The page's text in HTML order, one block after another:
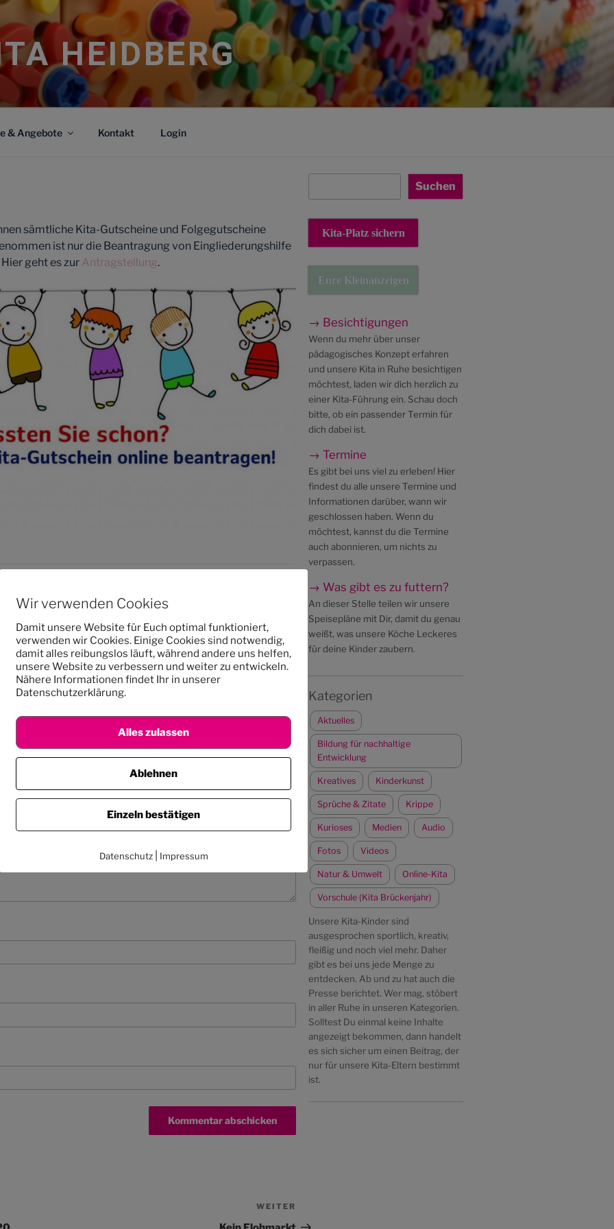
HEIDBERG
& Angebote Kontakt Login
sämtliche Kita-Gutscheine und Folgegutscheine
ist nur die Beantragung von Eingliederungshilfe
geht es zur Antragstellung.
veröffentlicht.Erforderliche Felder sind mit*markiert
Beitrag
WEITER
Suchen
Kita-Platz sichern
Eure Kleinanzeigen
→ Besichtigungen
Wenn du mehr über unser
pädagogisches Konzept erfahren
und unsere Kita in Ruhe besichtigen
möchtest, laden wir dich herzlich zu
einer Kita-Führung ein. Schau doch
bitte, ob ein passender Termin für
dich dabei ist.
→ Termine
Es gibt bei uns viel zu erleben! Hier
findest du alle unsere Termine und
Informationen darüber, wann wir
geschlossen haben. Wenn du
möchtest, kannst du die Termine
auch abonnieren, um nichts zu
verpassen.
→ Was gibt es zu futtern?
An dieser Stelle teilen wir unsere
Speisepläne mit Dir, damit du genau
weißt, was unsere Köche Leckeres
für deine Kinder zaubern.
Kategorien
Aktuelles
Bildung für nachhaltige
Entwicklung
Kreatives Kinderkunst
Sprüche & Zitate Krippe
Kurioses Medien Audio
Fotos Videos
Natur & Umwelt Online-Kita
Vorschule (Kita Brückenjahr)
Unsere Kita-Kinder sind
ausgesprochen sportlich, kreativ,
fleißig und noch viel mehr. Daher
gibt es bei uns jede Menge zu
entdecken. Ab und zu hat auch die
Presse berichtet. Wer mag, stöbert
in aller Ruhe in unseren Kategorien.
Solltest Du einmal keine Inhalte
angezeigt bekommen, dann handelt
es sich sicher um einen Beitrag, der
nur für unsere Kita-Eltern bestimmt
ist.
Wir verwenden Cookies
Damit unsere Website für Euch optimal funktioniert,
verwenden wir Cookies. Einige Cookies sind notwendig,
damit alles reibungslos läuft, während andere uns helfen,
unsere Website zu verbessern und weiter zu entwickeln.
Nähere Informationen findet Ihr in unserer
Datenschutzerklärung.
Alles zulassen
Ablehnen
Einzeln bestätigen
Datenschutz| Impressum